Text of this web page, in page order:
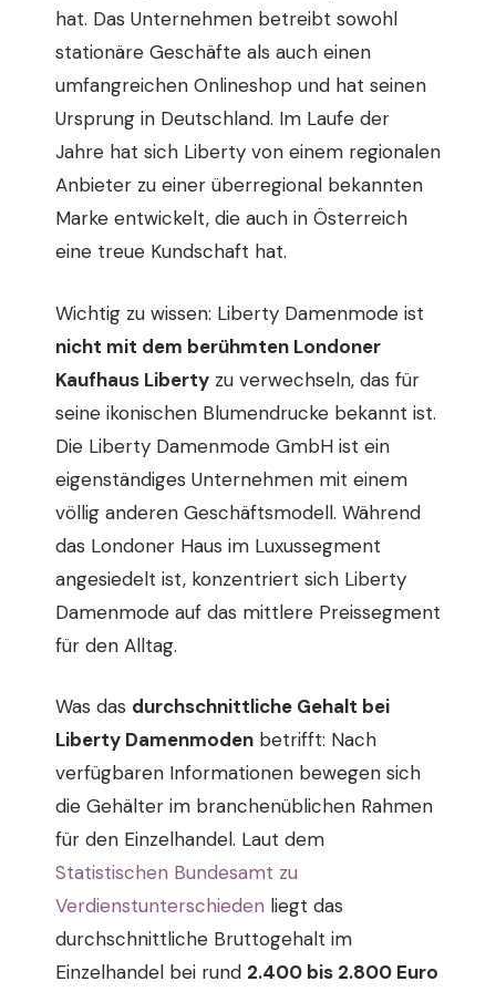
hat. Das Unternehmen betreibt sowohl
stationäre Geschäfte als auch einen
umfangreichen Onlineshop und hat seinen
Ursprung in Deutschland. Im Laufe der
Jahre hat sich Liberty von einem regionalen
Anbieter zu einer überregional bekannten
Marke entwickelt, die auch in Österreich
eine treue Kundschaft hat.
Wichtig zu wissen: Liberty Damenmode ist
nicht mit dem berühmten Londoner
Kaufhaus Liberty zu verwechseln, das für
seine ikonischen Blumendrucke bekannt ist.
Die Liberty Damenmode GmbH ist ein
eigenständiges Unternehmen mit einem
völlig anderen Geschäftsmodell. Während
das Londoner Haus im Luxussegment
angesiedelt ist, konzentriert sich Liberty
Damenmode auf das mittlere Preissegment
für den Alltag.
Was das durchschnittliche Gehalt bei
Liberty Damenmoden betrifft: Nach
verfügbaren Informationen bewegen sich
die Gehälter im branchenüblichen Rahmen
für den Einzelhandel. Laut dem
Statistischen Bundesamt zu
Verdienstunterschieden liegt das
durchschnittliche Bruttogehalt im
Einzelhandel bei rund 2.400 bis 2.800 Euro